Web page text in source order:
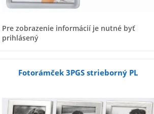
Pre zobrazenie informácií je nutné byť
prihlásený
Fotorámček 3PGS strieborný PL